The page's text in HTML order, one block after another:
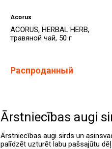
Acorus
ACORUS, HERBAL HERB,
травяной чай, 50 г
Распроданный
Ārstniecības augi
Ārstniecības augi sirds un
palīdzēt uzturēt labu pašsajūtu dēļ.